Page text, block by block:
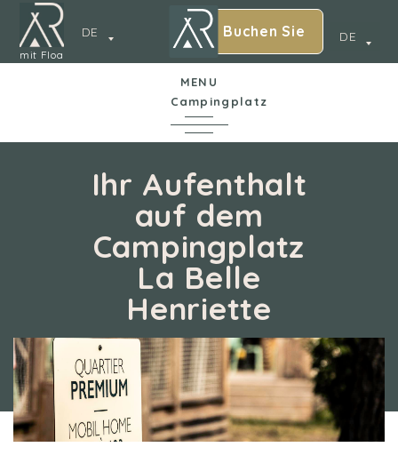
DE
mit Floa
DE Buchen Sie
MENU
Campingplatz
Der Campingplatz
Wasserpark
Unterkünfte
Dienstleistungen
Ihr Aufenthalt
auf dem
Campingplatz
La Belle
Henriette